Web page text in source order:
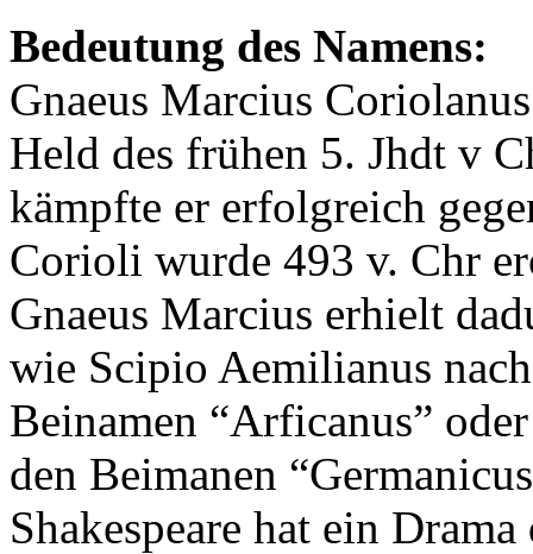
Bedeutung des Namens:
Gnaeus Marcius
Held des frühen 5. Jhdt v
kämpfte er erfolgreich
Corioli wurde 493 v. Chr
Gnaeus Marcius erhielt
wie Scipio Aemilianus
Beinamen “Arficanus”
den Beimanen
Shakespeare hat ein